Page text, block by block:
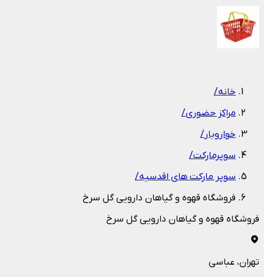
خانه/
مراکز حضوری/
خواروبار/
سوپرمارکت/
سوپر مارکت های اقدسیه/
فروشگاه قهوه و گیاهان دارویی گل سرخ
فروشگاه قهوه و گیاهان دارویی گل سرخ
تهران، عباسی